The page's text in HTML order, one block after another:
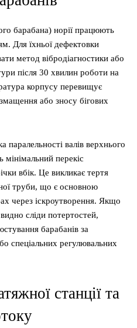
барабана) норії працюють
Для їхньої дефектовки
метод вібродіагностики або
після 30 хвилин роботи на
корпусу перевищує
або зносу бігових
валів верхнього
мінімальний перекіс
вбік. Це викликає тертя
труби, що є основною
через іскроутворення. Якщо
сліди потертостей,
барабанів за
спеціальних регулювальних
станції та